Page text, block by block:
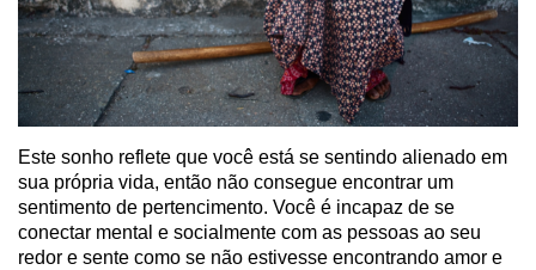
Este sonho reflete que você está se sentindo alienado em
sua própria vida, então não consegue encontrar um
sentimento de pertencimento. Você é incapaz de se
conectar mental e socialmente com as pessoas ao seu
redor e sente como se não estivesse encontrando amor e